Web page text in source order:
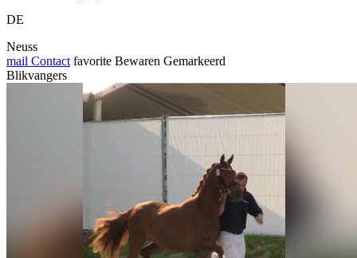
DE
Neuss
mail Contact favorite Bewaren Gemarkeerd
Blikvangers